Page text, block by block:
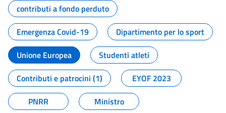
contributi a fondo perduto
Emergenza Covid-19
Dipartimento per lo sport
Unione Europea
Studenti atleti
Contributi e patrocini (1)
EYOF 2023
PNRR
Ministro